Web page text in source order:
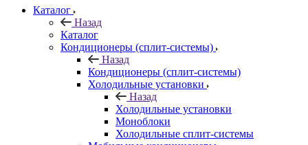
Каталог
Назад
Каталог
Кондиционеры (сплит-системы)
Назад
Кондиционеры (сплит-системы)
Холодильные установки
Назад
Холодильные установки
Моноблоки
Холодильные сплит-системы